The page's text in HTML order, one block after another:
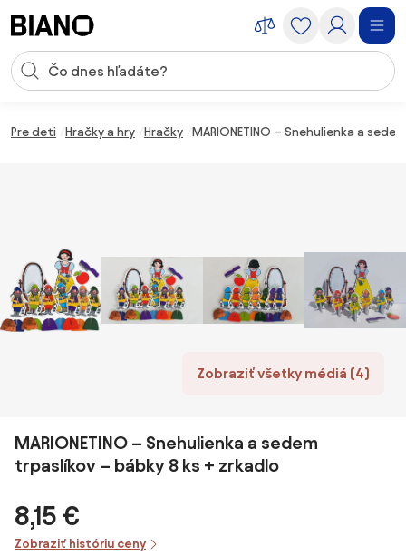
Vstup pre vyhľadávanie
Pre deti Hračky a hry Hračky MARIONETINO – Snehulienka a
Zobraziť všetky médiá (4)
MARIONETINO – Snehulienka a sedem
trpaslíkov – bábky 8 ks + zrkadlo
8,15 €
Zobraziť históriu ceny